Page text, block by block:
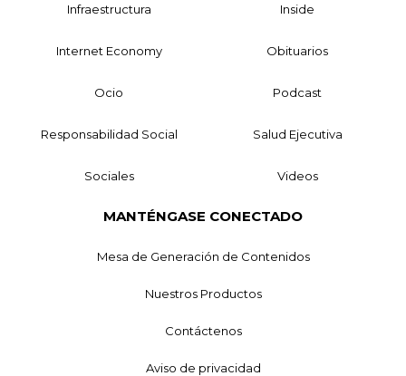
Infraestructura Inside
Internet Economy Obituarios
Ocio Podcast
Responsabilidad Social Salud Ejecutiva
Sociales Videos
MANTÉNGASE CONECTADO
Mesa de Generación de Contenidos
Nuestros Productos
Contáctenos
Aviso de privacidad